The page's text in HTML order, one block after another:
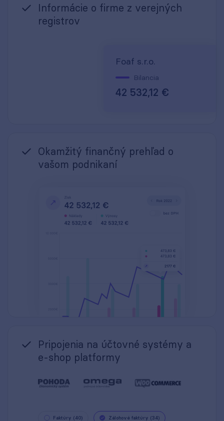
Informácie o firme z verejných
registrov
Foaf s.r.o.
Bilancia
42 532,12 €
Okamžitý finančný prehľad o
vašom podnikaní
Pripojenia na účtovné systémy a
e-shop platformy
Faktúry (40) Zálohové faktúry (34)